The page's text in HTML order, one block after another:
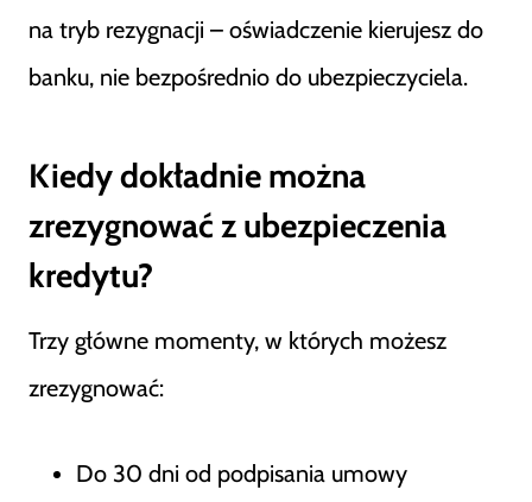
na tryb rezygnacji – oświadczenie kierujesz do
banku, nie bezpośrednio do ubezpieczyciela.
Kiedy dokładnie można
zrezygnować z ubezpieczenia
kredytu?
Trzy główne momenty, w których możesz
zrezygnować:
Do 30 dni od podpisania umowy